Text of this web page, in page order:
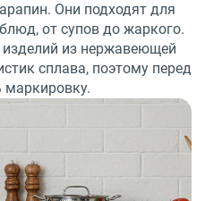
Они подходят для
от супов до жаркого.
из нержавеющей
сплава, поэтому перед
маркировку.